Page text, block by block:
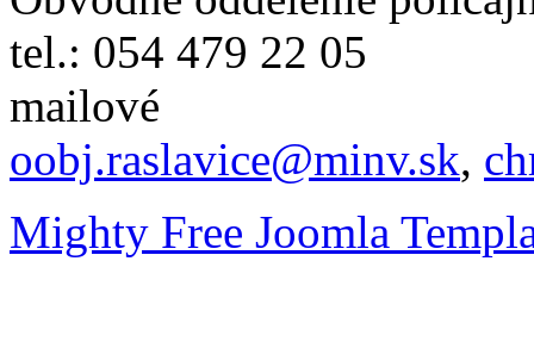
tel.: 054 479 22 05
oobj.raslavice@minv.sk,
Mighty Free Joomla